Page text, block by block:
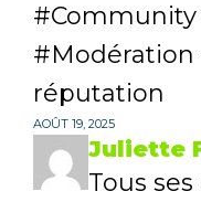
Modération
réputation
AOÛT 19, 2025
Juliette
Tous